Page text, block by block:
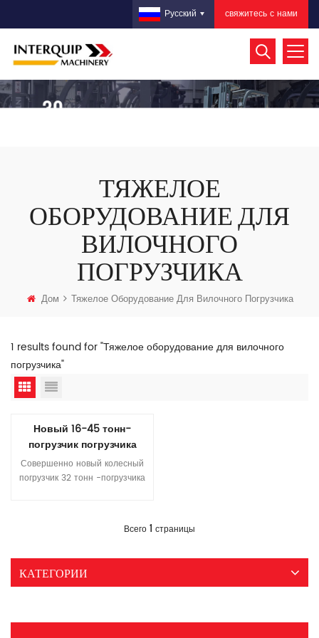
свяжитесь с нами
Русский
ТЯЖЕЛОЕ
ОБОРУДОВАНИЕ ДЛЯ
ВИЛОЧНОГО
ПОГРУЗЧИКА
Дом Тяжелое Оборудование Для Вилочного Погрузчика
1 results found for "Тяжелое оборудование для вилочного
погрузчика"
Новый 16-45 тонн-
погрузчик погрузчика
Совершенно новый колесный
погрузчик 32 тонн -погрузчика
для условий работы камня,
классическая структура
вид. 2. Расширенная колесная
Всего 1 страницы
КАТЕГОРИИ